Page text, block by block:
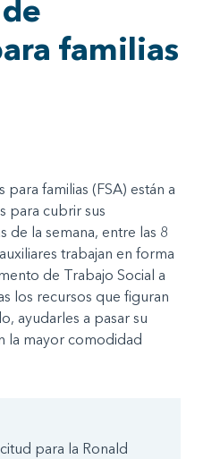
familias
para familias (FSA) están a
para cubrir sus
de la semana, entre las 8
trabajan en forma
de Trabajo Social a
los recursos que figuran
ayudarles a pasar su
la mayor comodidad
para la Ronald